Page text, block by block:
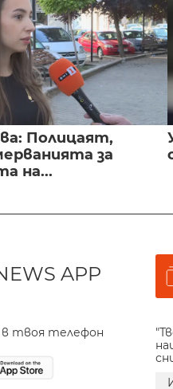
Полицаят,
за
на...
APP
в твоя телефон